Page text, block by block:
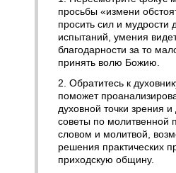
просьбы «измени
просить сил и мудрости
испытаний, умения
благодарности за то
принять волю Божию.
2. Обратитесь к
поможет
духовной точки зрения
советы по молитвенной
словом и молитвой,
решения практических
приходскую общину.